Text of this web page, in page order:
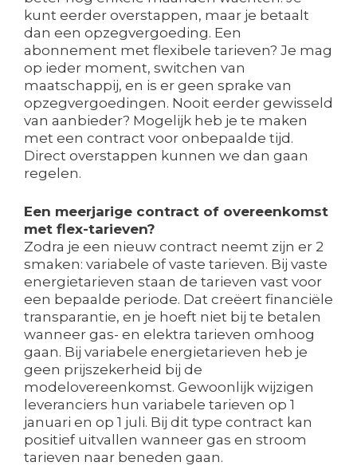
kunt eerder overstappen, maar je betaalt
dan een opzegvergoeding. Een
abonnement met flexibele tarieven? Je mag
op ieder moment, switchen van
maatschappij, en is er geen sprake van
opzegvergoedingen. Nooit eerder gewisseld
van aanbieder? Mogelijk heb je te maken
met een contract voor onbepaalde tijd.
Direct overstappen kunnen we dan gaan
regelen.
Een meerjarige contract of overeenkomst
met flex-tarieven?
Zodra je een nieuw contract neemt zijn er 2
smaken: variabele of vaste tarieven. Bij vaste
energietarieven staan de tarieven vast voor
een bepaalde periode. Dat creëert financiële
transparantie, en je hoeft niet bij te betalen
wanneer gas- en elektra tarieven omhoog
gaan. Bij variabele energietarieven heb je
geen prijszekerheid bij de
modelovereenkomst. Gewoonlijk wijzigen
leveranciers hun variabele tarieven op 1
januari en op 1 juli. Bij dit type contract kan
positief uitvallen wanneer gas en stroom
tarieven naar beneden gaan.